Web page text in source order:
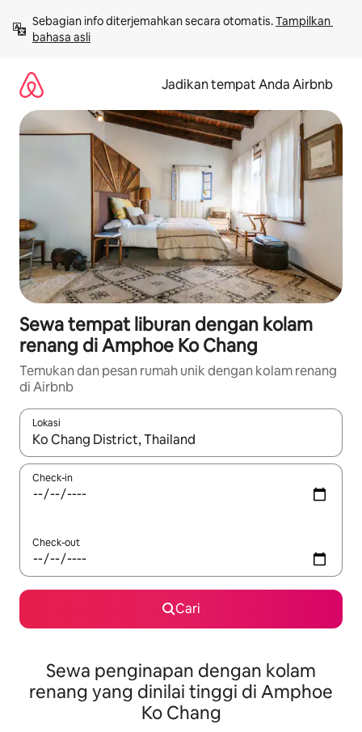
langsung
lihat
Sebagian info diterjemahkan secara otomatis. Tampilkan
bahasa asli
Jadikan tempat Anda Airbnb
Sewa tempat liburan dengan kolam
renang di Amphoe Ko Chang
Temukan dan pesan rumah unik dengan kolam renang
di Airbnb
Lokasi
Jika hasil yang dicari tersedia, telusuri dengan tombol panah
Check-in
Check-out
Cari
Sewa penginapan dengan kolam
renang yang dinilai tinggi di Amphoe
Ko Chang